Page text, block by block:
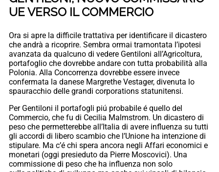
UE VERSO IL COMMERCIO
Ora si apre la difficile trattativa per identificare il dicastero
che andrà a ricoprire. Sembra ormai tramontata l’ipotesi
avanzata da qualcuno di vedere Gentiloni all’Agricoltura,
portafoglio che dovrebbe andare con tutta probabilità alla
Polonia. Alla Concorrenza dovrebbe essere invece
confermata la danese Margrethe Vestager, divenuta lo
spauracchio delle grandi corporations statunitensi.
Per Gentiloni il portafogli piú probabile é quello del
Commercio, che fu di Cecilia Malmstrom. Un dicastero di
peso che permetterebbe all’Italia di avere influenza su tutti
gli accordi di libero scambio che l’Unione ha intenzione di
stipulare. Ma c’é chi spera ancora negli Affari economici e
monetari (oggi presieduto da Pierre Moscovici). Una
commissione di peso che ha influenza non solo